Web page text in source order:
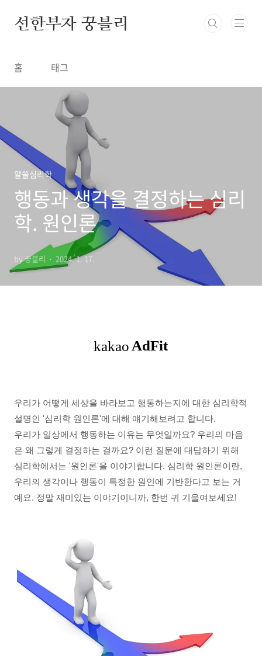
선한부자 꿍블리
홈 태그
알쓸심리학
행동과 생각을 결정하는 심리
학. 원인론
by 꿍블리 2024. 1. 17.
우리가 어떻게 세상을 바라보고 행동하는지에 대한 심리학적
설명인 '심리학 원인론'에 대해 얘기해보려고 합니다.
우리가 일상에서 행동하는 이유는 무엇일까요? 우리의 마음
은 왜 그렇게 결정하는 걸까요? 이런 질문에 대답하기 위해
심리학에서는 '원인론'을 이야기합니다. 심리학 원인론이란,
우리의 생각이나 행동이 특정한 원인에 기반한다고 보는 거
예요. 정말 재미있는 이야기이니까, 한번 귀 기울여보세요!